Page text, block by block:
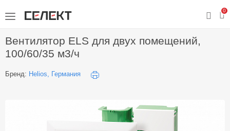
0
Вентилятор ELS для двух помещений,
100/60/35 м3/ч
Бренд: Helios, Германия